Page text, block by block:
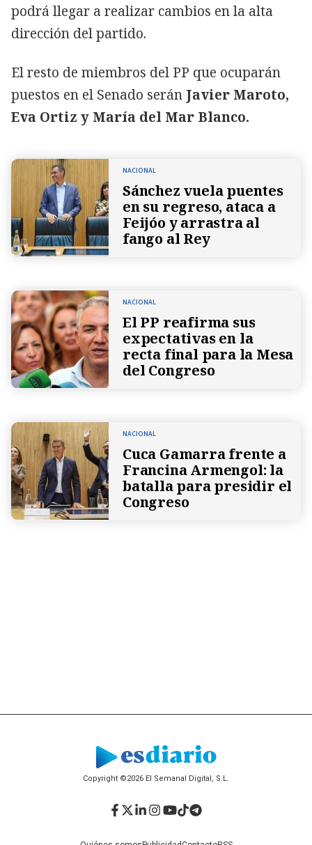
podrá llegar a realizar cambios en la alta
dirección del partido.
El resto de miembros del PP que ocuparán
puestos en el Senado serán Javier Maroto,
Eva Ortiz y María del Mar Blanco.
NACIONAL
Sánchez vuela puentes
en su regreso, ataca a
Feijóo y arrastra al
fango al Rey
NACIONAL
El PP reafirma sus
expectativas en la
recta final para la Mesa
del Congreso
NACIONAL
Cuca Gamarra frente a
Francina Armengol: la
batalla para presidir el
Congreso
Copyright ©2026 El Semanal Digital, S.L.
Facebook
Twitter
LinkedIn
Instagram
YouTube
TikTok
Telegram